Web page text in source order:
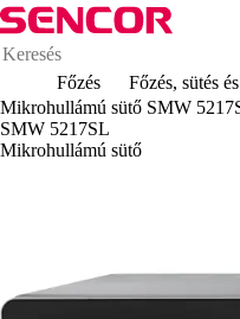
Főzés Főzés, sütés
Mikrohullámú sütő SMW
SMW 5217SL
Mikrohullámú sütő